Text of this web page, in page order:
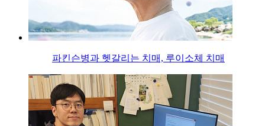
파킨슨병과 헷갈리는 치매, 루이소체 치매